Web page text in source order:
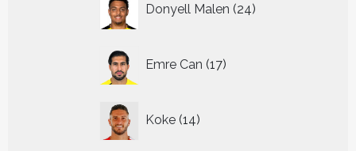
Donyell Malen 24
producten
Emre Can 17
producten
Koke 14
producten